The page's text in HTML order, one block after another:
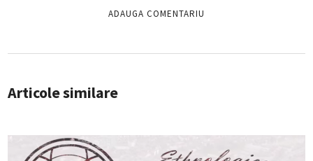
Articole similare